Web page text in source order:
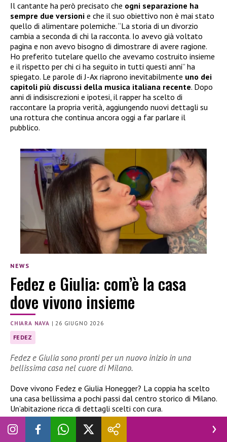
Il cantante ha però precisato che ogni separazione ha
sempre due versioni e che il suo obiettivo non è mai stato
quello di alimentare polemiche. “La storia di un divorzio
cambia a seconda di chi la racconta. Io avevo già voltato
pagina e non avevo bisogno di dimostrare di avere ragione.
Ho preferito tutelare quello che avevamo costruito insieme
e il rispetto per chi ci ha seguito in tutti questi anni” ha
spiegato. Le parole di J-Ax riaprono inevitabilmente uno dei
capitoli più discussi della musica italiana recente. Dopo
anni di indisiscrezioni e ipotesi, il rapper ha scelto di
raccontare la propria verità, aggiungendo nuovi dettagli su
una rottura che continua ancora oggi a far parlare il
pubblico.
NEWS
Fedez e Giulia: com’è la casa
dove vivono insieme
CHIARA NAVA | 26 GIUGNO 2026
FEDEZ
Fedez e Giulia sono pronti per un nuovo inizio in una
bellissima casa nel cuore di Milano.
Dove vivono Fedez e Giulia Honegger? La coppia ha scelto
una casa bellissima a pochi passi dal centro storico di Milano.
Un’abitazione ricca di dettagli scelti con cura.
Fedez e Giulia Honegger: la casa dove